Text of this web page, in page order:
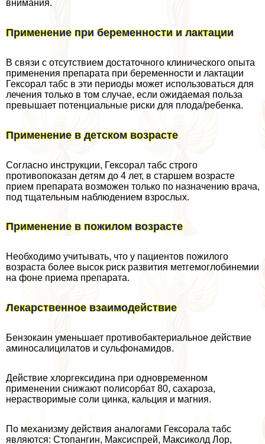
внимания.
Применение при беременности и лактации
В связи с отсутствием достаточного клинического опыта
применения препарата при беременности и лактации
Гексорал табс в эти периоды может использоваться для
лечения только в том случае, если ожидаемая польза
превышает потенциальные риски для плода/ребенка.
Применение в детском возрасте
Согласно инструкции, Гексорал табс строго
противопоказан детям до 4 лет, в старшем возрасте
прием препарата возможен только по назначению врача,
под тщательным наблюдением взрослых.
Применение в пожилом возрасте
Необходимо учитывать, что у пациентов пожилого
возраста более высок риск развития метгемоглобинемии
на фоне приема препарата.
Лекарственное взаимодействие
Бензокаин уменьшает противобактериальное действие
аминосалицилатов и сульфонамидов.
Действие хлоргексидина при одновременном
применении снижают полисорбат 80, сахароза,
нерастворимые соли цинка, кальция и магния.
По механизму действия аналогами Гексорала табс
являются: Стопангин, Максиспрей, Максиколд Лор,